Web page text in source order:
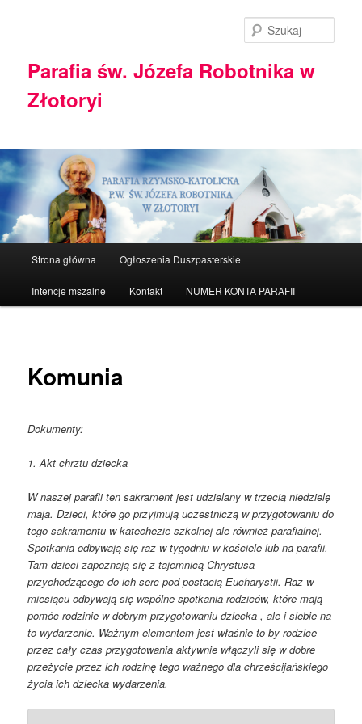
Parafia św. Józefa Robotnika w
Złotoryi
Strona główna Ogłoszenia Duszpasterskie
Intencje mszalne Kontakt NUMER KONTA PARAFII
Komunia
Dokumenty:
1. Akt chrztu dziecka
W naszej parafii ten sakrament jest udzielany w trzecią niedzielę
maja. Dzieci, które go przyjmują uczestniczą w przygotowaniu do
tego sakramentu w katechezie szkolnej ale również parafialnej.
Spotkania odbywają się raz w tygodniu w kościele lub na parafii.
Tam dzieci zapoznają się z tajemnicą Chrystusa
przychodzącego do ich serc pod postacią Eucharystii. Raz w
miesiącu odbywają się wspólne spotkania rodziców, które mają
pomóc rodzinie w dobrym przygotowaniu dziecka , ale i siebie na
to wydarzenie. Ważnym elementem jest właśnie to by rodzice
przez cały czas przygotowania aktywnie włączyli się w dobre
przeżycie przez ich rodzinę tego ważnego dla chrześcijańskiego
życia ich dziecka wydarzenia.